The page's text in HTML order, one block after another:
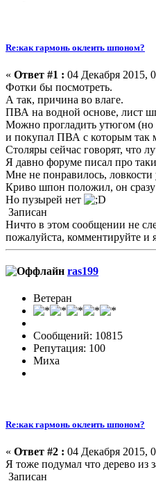
Re:как гармонь оклеить шпоном?
« Ответ #1 : 04 Декабря 2015,
Фотки бы посмотреть.
А так, причина во влаге.
ПВА на водной основе, лист
Можно прогладить утюгом (но
и покупал ПВА с которым так
Столяры сейчас говорят, что
Я давно форуме писал про
Мне не понравилось, ловкости
Криво шпон положил, он сразу
Но пузырей нет
Записан
Ничто в этом сообщении не
пожалуйста, комментируйте и
ras199
Ветеран
Сообщений: 10815
Репутация: 100
Миха
Re:как гармонь оклеить шпоном?
« Ответ #2 : 04 Декабря 2015,
Я тоже подумал что дерево из
Записан